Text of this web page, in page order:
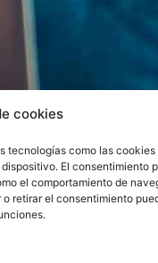
cookies
tecnologías como las cookies
El consentimiento
el comportamiento de
retirar el consentimiento
La